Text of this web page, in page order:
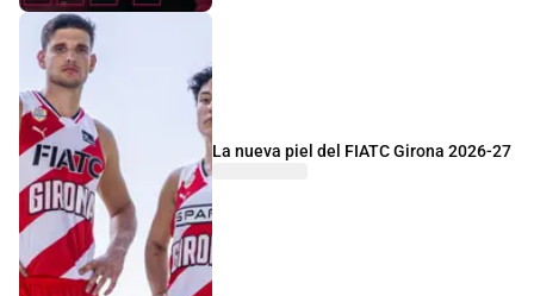
La nueva piel del FIATC Girona 2026-27